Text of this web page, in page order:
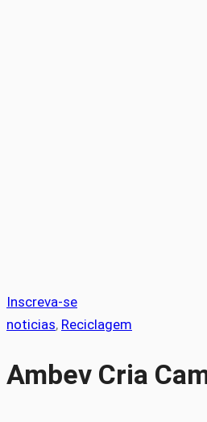
Inscreva-se
noticias, Reciclagem
Ambev Cria